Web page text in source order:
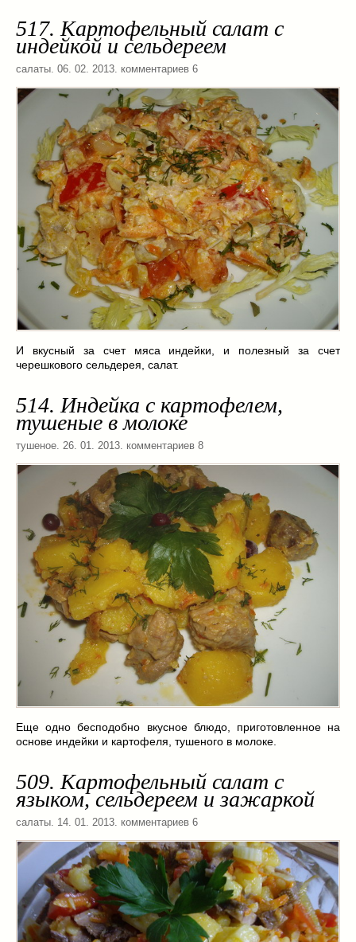
517. Картофельный салат с
индейкой и сельдереем
салаты. 06. 02. 2013. комментариев 6
И вкусный за счет мяса индейки, и полезный за счет
черешкового сельдерея, салат.
514. Индейка с картофелем,
тушеные в молоке
тушеное. 26. 01. 2013. комментариев 8
Еще одно бесподобно вкусное блюдо, приготовленное на
основе индейки и картофеля, тушеного в молоке.
509. Картофельный салат с
языком, сельдереем и зажаркой
салаты. 14. 01. 2013. комментариев 6